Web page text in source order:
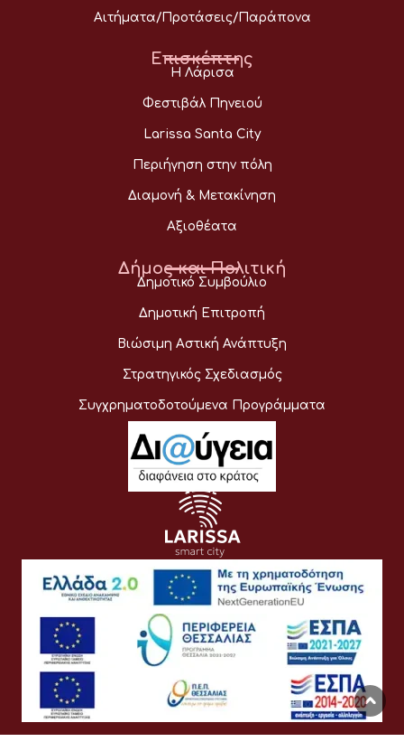
Αιτήματα/Προτάσεις/Παράπονα
Επισκέπτης
Η Λάρισα
Φεστιβάλ Πηνειού
Larissa Santa City
Περιήγηση στην πόλη
Διαμονή & Μετακίνηση
Αξιοθέατα
Δήμος και Πολιτική
Δημοτικό Συμβούλιο
Δημοτική Επιτροπή
Βιώσιμη Αστική Ανάπτυξη
Στρατηγικός Σχεδιασμός
Συγχρηματοδοτούμενα Προγράμματα